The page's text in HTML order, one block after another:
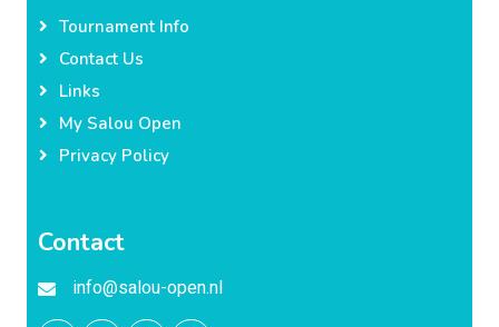
Tournament Info
Contact Us
Links
My Salou Open
Privacy Policy
Contact
info@salou-open.nl